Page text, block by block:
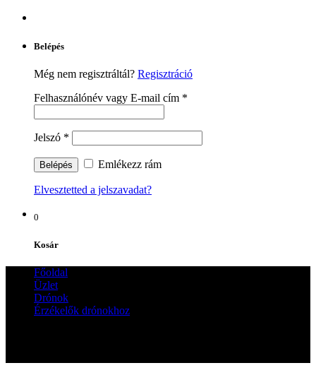
Belépés
Még nem regisztráltál? Regisztráció
Felhasználónév vagy E-mail cím *
Jelszó *
Emlékezz rám
Elvesztetted a jelszavadat?
0
Kosár
Főoldal
Üzlet
Drónok
Érzékelők drónokhoz